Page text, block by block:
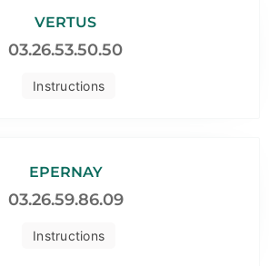
Instructions
VERTUS
03.26.53.50.50
Instructions
EPERNAY
03.26.59.86.09